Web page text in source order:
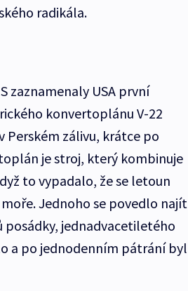
radikála.
zaznamenaly USA první
konvertoplánu V-22
Perském zálivu, krátce po
je stroj, který kombinuje
to vypadalo, že se letoun
Jednoho se povedlo najít
posádky, jednadvacetiletého
a po jednodenním pátrání byl